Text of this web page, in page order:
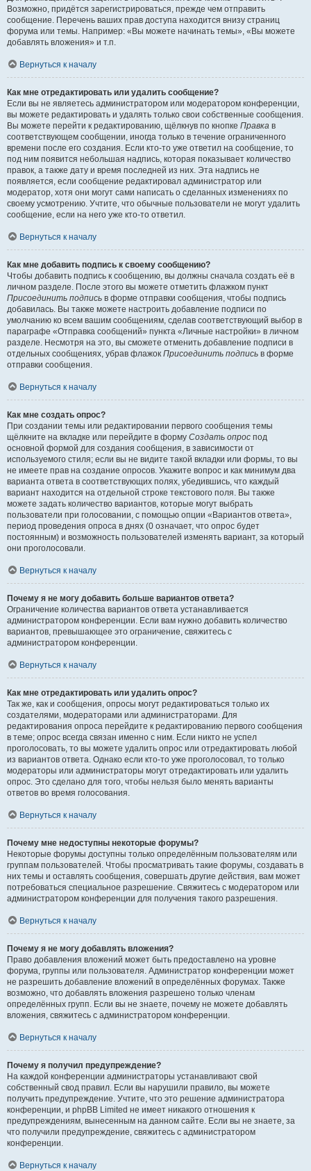
Возможно, придётся зарегистрироваться, прежде чем отправить
сообщение. Перечень ваших прав доступа находится внизу страниц
форума или темы. Например: «Вы можете начинать темы», «Вы можете
добавлять вложения» и т.п.
Вернуться к началу
Как мне отредактировать или удалить сообщение?
Если вы не являетесь администратором или модератором конференции,
вы можете редактировать и удалять только свои собственные сообщения.
Вы можете перейти к редактированию, щёлкнув по кнопке Правка в
соответствующем сообщении, иногда только в течение ограниченного
времени после его создания. Если кто-то уже ответил на сообщение, то
под ним появится небольшая надпись, которая показывает количество
правок, а также дату и время последней из них. Эта надпись не
появляется, если сообщение редактировал администратор или
модератор, хотя они могут сами написать о сделанных изменениях по
своему усмотрению. Учтите, что обычные пользователи не могут удалить
сообщение, если на него уже кто-то ответил.
Вернуться к началу
Как мне добавить подпись к своему сообщению?
Чтобы добавить подпись к сообщению, вы должны сначала создать её в
личном разделе. После этого вы можете отметить флажком пункт
Присоединить подпись в форме отправки сообщения, чтобы подпись
добавилась. Вы также можете настроить добавление подписи по
умолчанию ко всем вашим сообщениям, сделав соответствующий выбор в
параграфе «Отправка сообщений» пункта «Личные настройки» в личном
разделе. Несмотря на это, вы сможете отменить добавление подписи в
отдельных сообщениях, убрав флажок Присоединить подпись в форме
отправки сообщения.
Вернуться к началу
Как мне создать опрос?
При создании темы или редактировании первого сообщения темы
щёлкните на вкладке или перейдите в форму Создать опрос под
основной формой для создания сообщения, в зависимости от
используемого стиля; если вы не видите такой вкладки или формы, то вы
не имеете прав на создание опросов. Укажите вопрос и как минимум два
варианта ответа в соответствующих полях, убедившись, что каждый
вариант находится на отдельной строке текстового поля. Вы также
можете задать количество вариантов, которые могут выбрать
пользователи при голосовании, с помощью опции «Вариантов ответа»,
период проведения опроса в днях (0 означает, что опрос будет
постоянным) и возможность пользователей изменять вариант, за который
они проголосовали.
Вернуться к началу
Почему я не могу добавить больше вариантов ответа?
Ограничение количества вариантов ответа устанавливается
администратором конференции. Если вам нужно добавить количество
вариантов, превышающее это ограничение, свяжитесь с
администратором конференции.
Вернуться к началу
Как мне отредактировать или удалить опрос?
Так же, как и сообщения, опросы могут редактироваться только их
создателями, модераторами или администраторами. Для
редактирования опроса перейдите к редактированию первого сообщения
в теме; опрос всегда связан именно с ним. Если никто не успел
проголосовать, то вы можете удалить опрос или отредактировать любой
из вариантов ответа. Однако если кто-то уже проголосовал, то только
модераторы или администраторы могут отредактировать или удалить
опрос. Это сделано для того, чтобы нельзя было менять варианты
ответов во время голосования.
Вернуться к началу
Почему мне недоступны некоторые форумы?
Некоторые форумы доступны только определённым пользователям или
группам пользователей. Чтобы просматривать такие форумы, создавать в
них темы и оставлять сообщения, совершать другие действия, вам может
потребоваться специальное разрешение. Свяжитесь с модератором или
администратором конференции для получения такого разрешения.
Вернуться к началу
Почему я не могу добавлять вложения?
Право добавления вложений может быть предоставлено на уровне
форума, группы или пользователя. Администратор конференции может
не разрешить добавление вложений в определённых форумах. Также
возможно, что добавлять вложения разрешено только членам
определённых групп. Если вы не знаете, почему не можете добавлять
вложения, свяжитесь с администратором конференции.
Вернуться к началу
Почему я получил предупреждение?
На каждой конференции администраторы устанавливают свой
собственный свод правил. Если вы нарушили правило, вы можете
получить предупреждение. Учтите, что это решение администратора
конференции, и phpBB Limited не имеет никакого отношения к
предупреждениям, вынесенным на данном сайте. Если вы не знаете, за
что получили предупреждение, свяжитесь с администратором
конференции.
Вернуться к началу